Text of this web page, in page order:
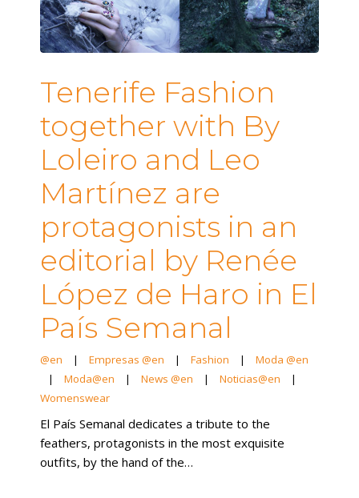
Tenerife Fashion
together with By
Loleiro and Leo
Martínez are
protagonists in an
editorial by Renée
López de Haro in El
País Semanal
@en | Empresas @en | Fashion |
Moda @en
|
Moda@en | News @en | Noticias@en
|
Womenswear
El País Semanal dedicates a tribute to the
feathers, protagonists in the most exquisite
outfits, by the hand of the…